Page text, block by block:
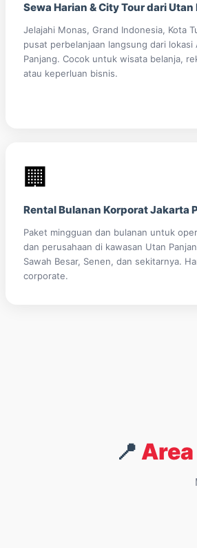
Sewa Harian & City Tour dari Utan
Jelajahi Monas, Grand Indonesia, Kota
pusat perbelanjaan langsung dari lokasi
Panjang. Cocok untuk wisata belanja,
atau keperluan bisnis.
🏢
Rental Bulanan Korporat Jakarta
Paket mingguan dan bulanan untuk
dan perusahaan di kawasan Utan
Sawah Besar, Senen, dan sekitarnya.
corporate.
📍